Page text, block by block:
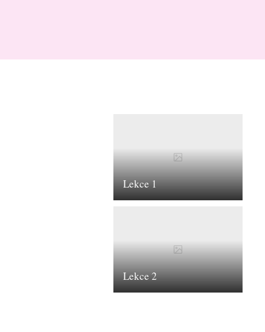
Lekce 1
Lekce 2